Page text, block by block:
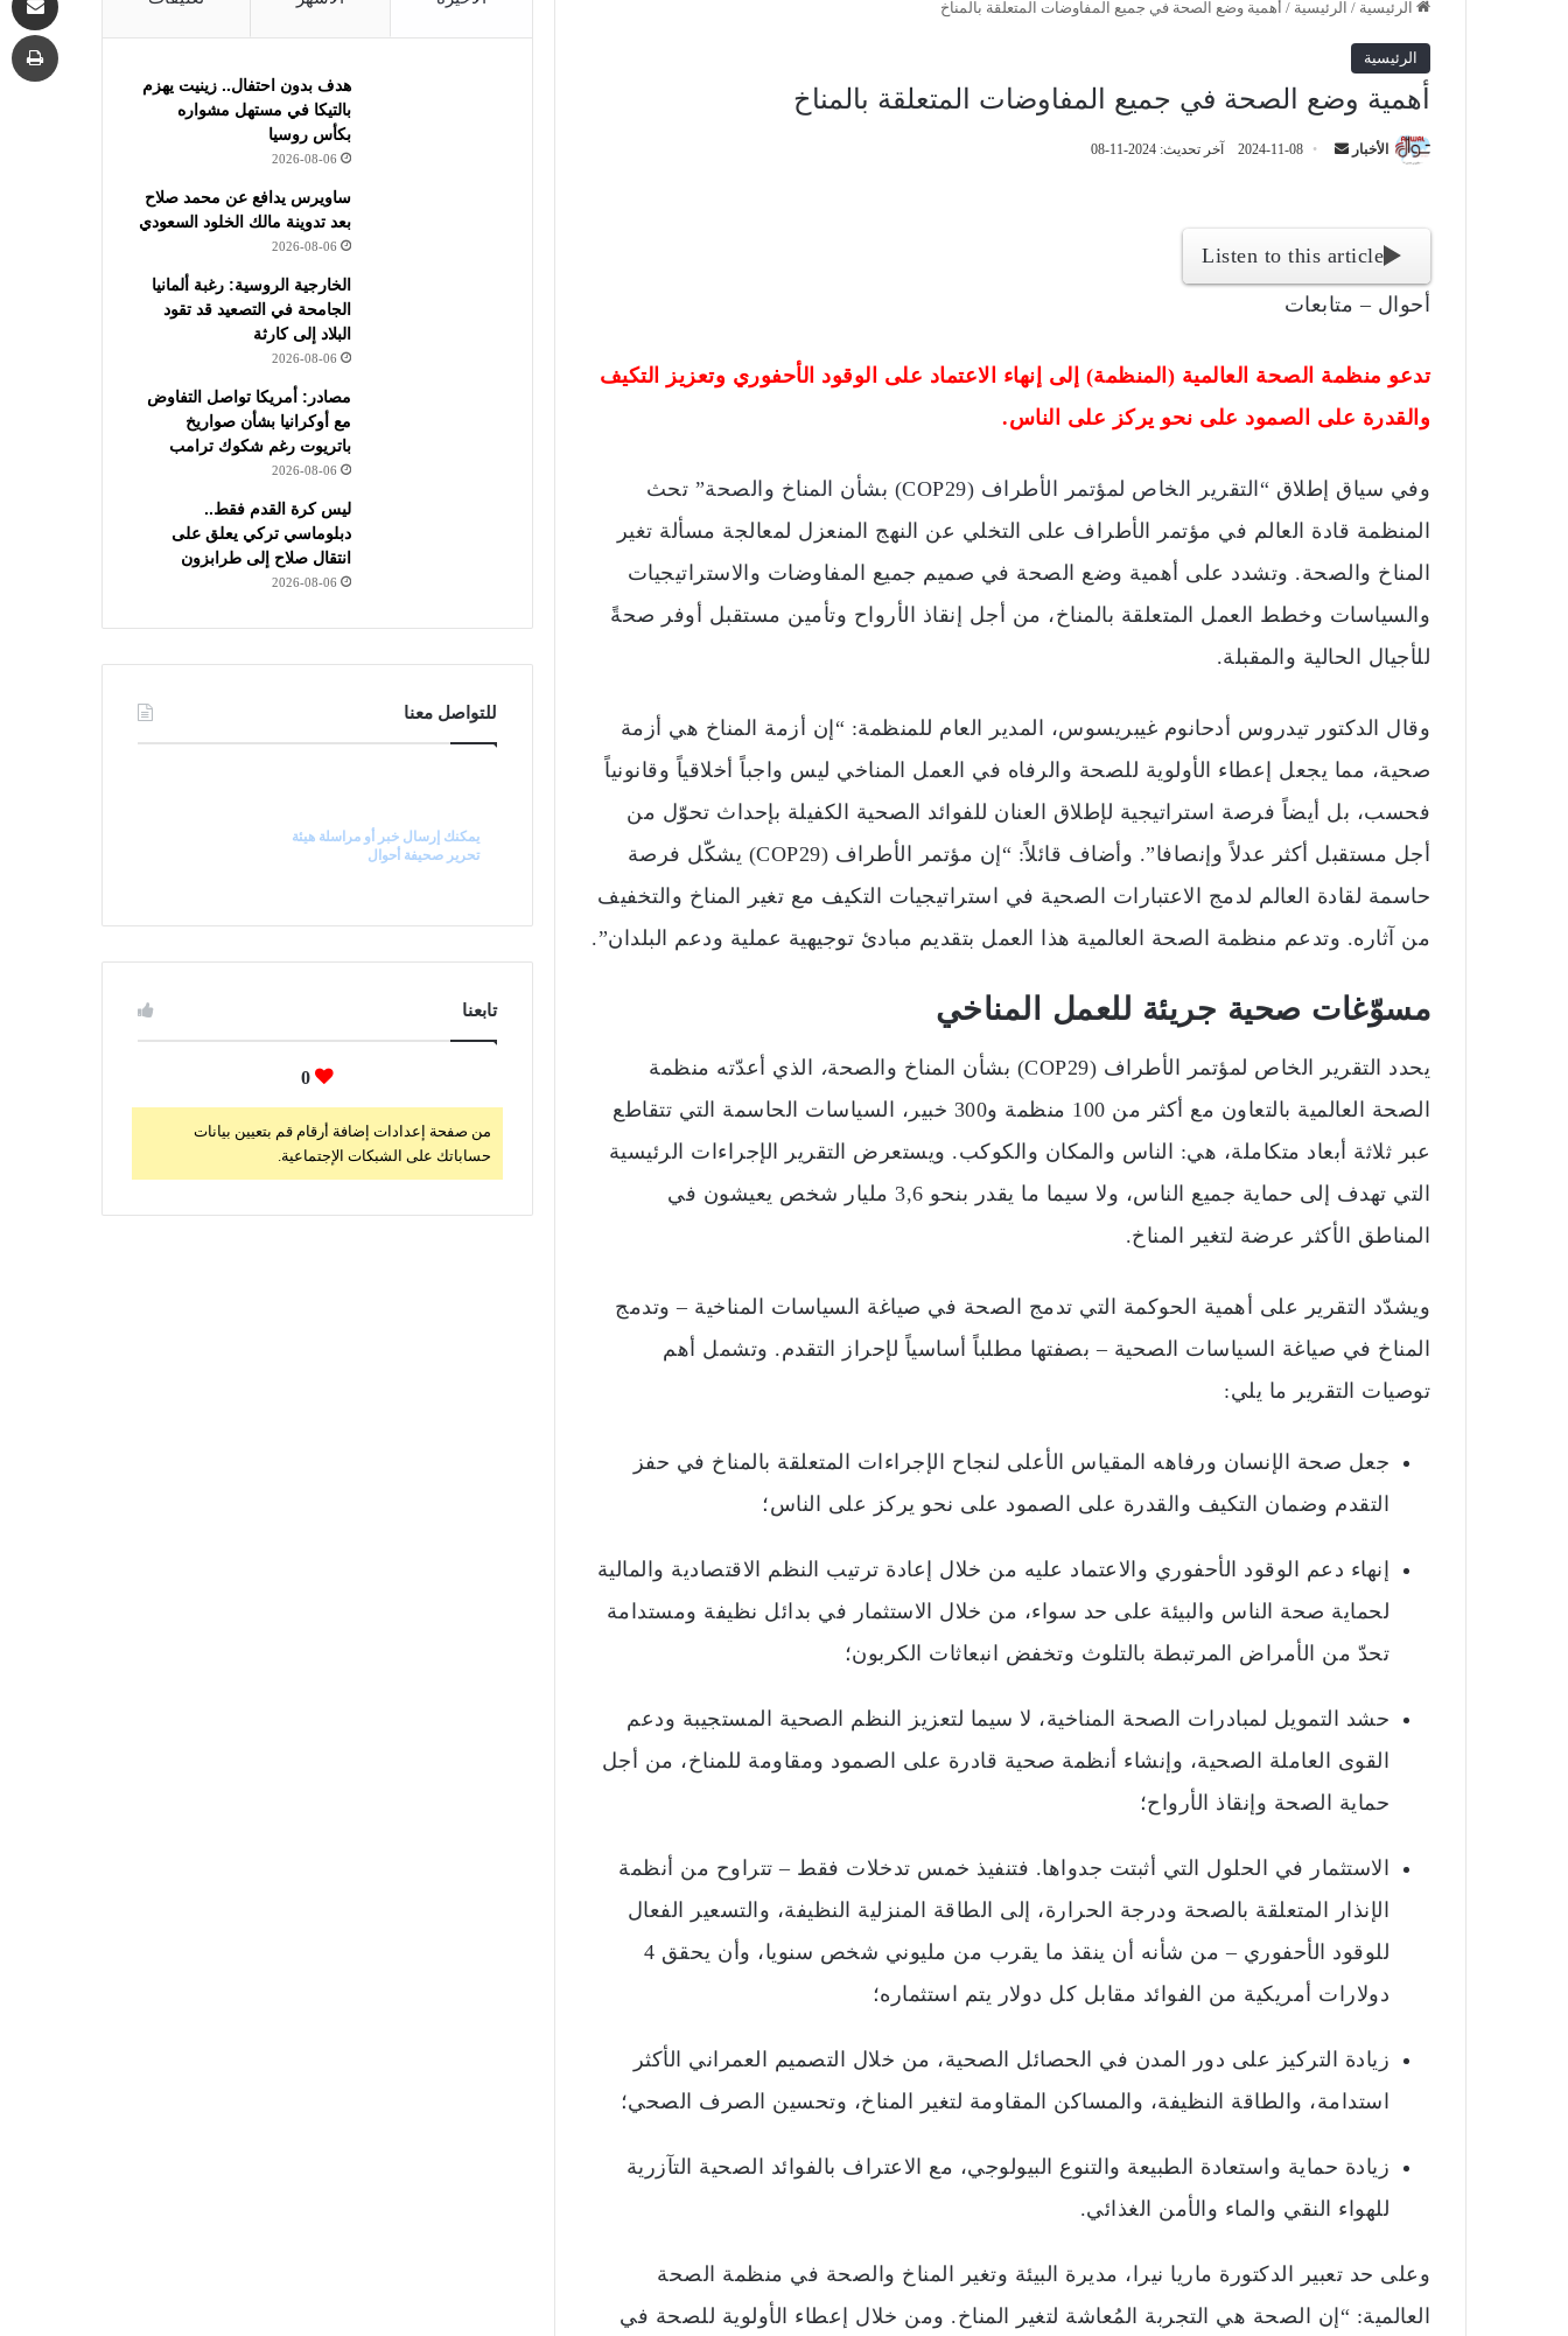
الرئيسية / الرئيسية / أهمية وضع الصحة في جميع المفاوضات المتعلقة بالمناخ
الرئيسية
أهمية وضع الصحة في جميع المفاوضات المتعلقة بالمناخ
الأخبار
ب
ر
ل
و
ا
2024-11-08 آخر تحديث: 2024-11-08
Listen to this article
أحوال – متابعات
تدعو منظمة الصحة العالمية (المنظمة) إلى إنهاء الاعتماد على الوقود الأحفوري وتعزيز التكيف
والقدرة على الصمود على نحو يركز على الناس.
وفي سياق إطلاق “التقرير الخاص لمؤتمر الأطراف (COP29) بشأن المناخ والصحة”
تحث
المنظمة قادة العالم في مؤتمر الأطراف على التخلي عن النهج المنعزل لمعالجة مسألة تغير
المناخ والصحة. وتشدد على أهمية وضع الصحة في صميم جميع المفاوضات والاستراتيجيات
والسياسات وخطط العمل المتعلقة بالمناخ، من أجل إنقاذ الأرواح وتأمين مستقبل أوفر صحةً
للأجيال الحالية والمقبلة.
وقال الدكتور تيدروس أدحانوم غيبريسوس، المدير العام للمنظمة: “إن أزمة المناخ هي أزمة
صحية، مما يجعل إعطاء الأولوية للصحة والرفاه في العمل المناخي ليس واجباً أخلاقياً وقانونياً
فحسب، بل أيضاً فرصة استراتيجية لإطلاق العنان للفوائد الصحية الكفيلة بإحداث تحوّل من
أجل مستقبل أكثر عدلاً وإنصافا”. وأضاف قائلاً: “إن مؤتمر الأطراف (COP29) يشكّل فرصة
حاسمة لقادة العالم لدمج الاعتبارات الصحية في استراتيجيات التكيف مع تغير المناخ والتخفيف
من آثاره. وتدعم منظمة الصحة العالمية هذا العمل بتقديم مبادئ توجيهية عملية ودعم البلدان”.
مسوّغات صحية جريئة للعمل المناخي
يحدد التقرير الخاص لمؤتمر الأطراف (COP29) بشأن المناخ والصحة ،
الذي أعدّته منظمة
الصحة العالمية بالتعاون مع أكثر من 100 منظمة و300 خبير، السياسات الحاسمة التي تتقاطع
عبر ثلاثة أبعاد متكاملة، هي: الناس والمكان والكوكب. ويستعرض التقرير الإجراءات الرئيسية
التي تهدف إلى حماية جميع الناس، ولا سيما ما يقدر بنحو 3,6 مليار شخص يعيشون في
المناطق الأكثر عرضة لتغير المناخ.
ويشدّد التقرير على أهمية الحوكمة التي تدمج الصحة في صياغة السياسات المناخية – وتدمج
المناخ في صياغة السياسات الصحية – بصفتها مطلباً أساسياً لإحراز التقدم. وتشمل أهم
توصيات التقرير ما يلي:
جعل صحة الإنسان ورفاهه المقياس الأعلى لنجاح الإجراءات المتعلقة بالمناخ في حفز
التقدم وضمان التكيف والقدرة على الصمود على نحو يركز على الناس؛
إنهاء دعم الوقود الأحفوري والاعتماد عليه من خلال إعادة ترتيب النظم الاقتصادية والمالية
لحماية صحة الناس والبيئة على حد سواء، من خلال الاستثمار في بدائل نظيفة ومستدامة
تحدّ من الأمراض المرتبطة بالتلوث وتخفض انبعاثات الكربون؛
حشد التمويل لمبادرات الصحة المناخية، لا سيما لتعزيز النظم الصحية المستجيبة ودعم
القوى العاملة الصحية، وإنشاء أنظمة صحية قادرة على الصمود ومقاومة للمناخ، من أجل
حماية الصحة وإنقاذ الأرواح؛
الاستثمار في الحلول التي أثبتت جدواها. فتنفيذ خمس تدخلات فقط – تتراوح من أنظمة
الإنذار المتعلقة بالصحة ودرجة الحرارة، إلى الطاقة المنزلية النظيفة، والتسعير الفعال
للوقود الأحفوري – من شأنه أن ينقذ ما يقرب من مليوني شخص سنويا، وأن يحقق 4
دولارات أمريكية من الفوائد مقابل كل دولار يتم استثماره؛
زيادة التركيز على دور المدن في الحصائل الصحية، من خلال التصميم العمراني الأكثر
استدامة، والطاقة النظيفة، والمساكن المقاومة لتغير المناخ، وتحسين الصرف الصحي؛
زيادة حماية واستعادة الطبيعة والتنوع البيولوجي، مع الاعتراف بالفوائد الصحية التآزرية
للهواء النقي والماء والأمن الغذائي.
وعلى حد تعبير الدكتورة ماريا نيرا، مديرة البيئة وتغير المناخ والصحة في منظمة الصحة
العالمية: “إن الصحة هي التجربة المُعاشة لتغير المناخ. ومن خلال إعطاء الأولوية للصحة في
هدف بدون احتفال.. زينيت يهزم
بالتيكا في مستهل مشواره
بكأس روسيا
2026-08-06
ساويرس يدافع عن محمد صلاح
بعد تدوينة مالك الخلود السعودي
2026-08-06
الخارجية الروسية: رغبة ألمانيا
الجامحة في التصعيد قد تقود
البلاد إلى كارثة
2026-08-06
مصادر: أمريكا تواصل التفاوض
مع أوكرانيا بشأن صواريخ
باتريوت رغم شكوك ترامب
2026-08-06
ليس كرة القدم فقط..
دبلوماسي تركي يعلق على
انتقال صلاح إلى طرابزون
2026-08-06
للتواصل معنا
يمكنك إرسال خبر أو مراسلة هيئة
تحرير صحيفة أحوال
تابعنا
0
من صفحة إعدادات إضافة أرقام قم بتعيين بيانات
حساباتك على الشبكات الإجتماعية.